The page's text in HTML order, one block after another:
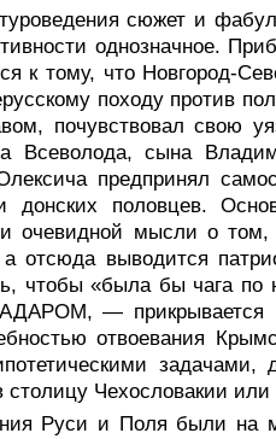
сюжет и
однозначное.
к тому, что Новгород-
походу против
почувствовал свою
Всеволода, сына
предпринял
донских половцев.
очевидной мысли о том,
выводится
чтобы «была бы чага
— прикрывается
отвоевания
столицу Чехословакии
Руси и Поля были на